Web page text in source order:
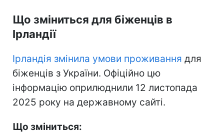
Що зміниться для біженців в
Ірландії
Ірландія змінила умови проживання для
біженців з України. Офіційно цю
інформацію оприлюднили 12 листопада
2025 року на державному сайті.
Що зміниться: